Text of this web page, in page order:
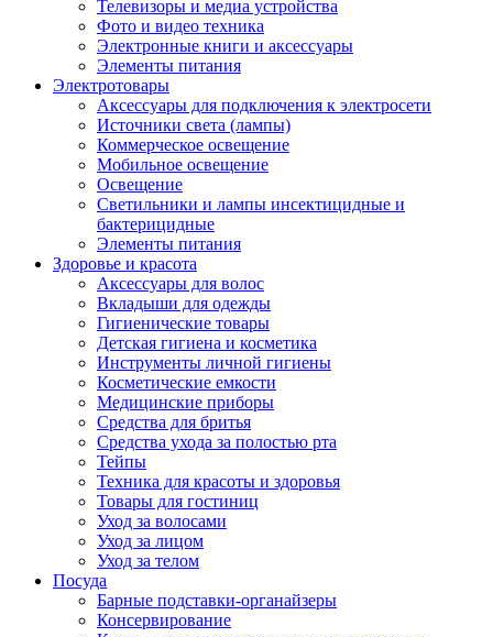
Телевизоры и медиа устройства
Фото и видео техника
Электронные книги и аксессуары
Элементы питания
Электротовары
Аксессуары для подключения к электросети
Источники света (лампы)
Коммерческое освещение
Мобильное освещение
Освещение
Светильники и лампы инсектицидные и
бактерицидные
Элементы питания
Здоровье и красота
Аксессуары для волос
Вкладыши для одежды
Гигиенические товары
Детская гигиена и косметика
Инструменты личной гигиены
Косметические емкости
Медицинские приборы
Средства для бритья
Средства ухода за полостью рта
Тейпы
Техника для красоты и здоровья
Товары для гостиниц
Уход за волосами
Уход за лицом
Уход за телом
Посуда
Барные подставки-органайзеры
Консервирование